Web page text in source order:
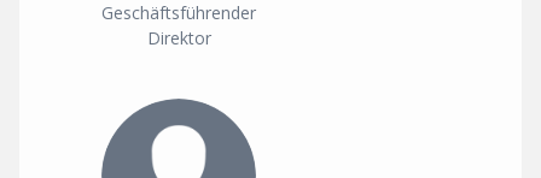
Geschäftsführender
Direktor